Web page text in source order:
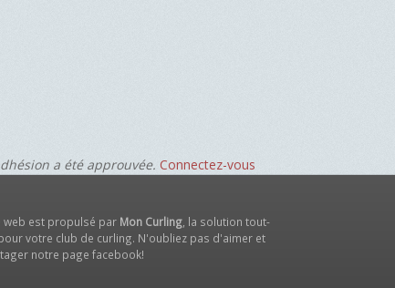
a été approuvée. Connectez-vous
web est propulsé par Mon Curling , la solution tout-
votre club de curling. N'oubliez pas d'aimer et
notre page facebook!